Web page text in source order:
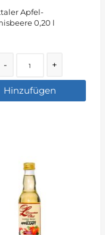
Apfel-
0,20 l
- +
Hinzufügen